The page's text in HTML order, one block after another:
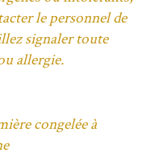
le personnel de
signaler toute
allergie.
congelée à